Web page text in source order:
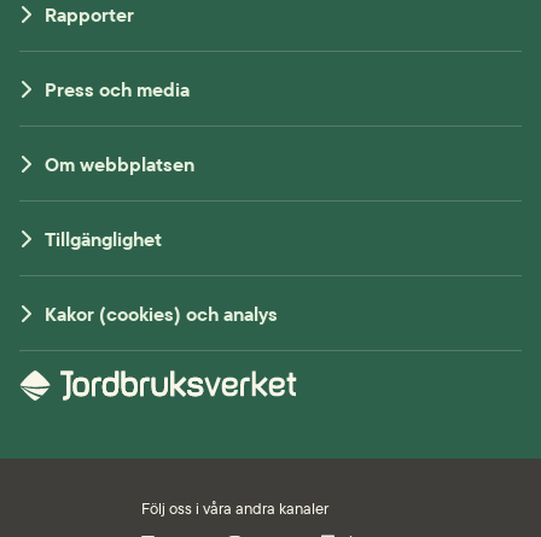
Rapporter
Press och media
Om webbplatsen
Tillgänglighet
Kakor (cookies) och analys
Följ oss i våra andra kanaler